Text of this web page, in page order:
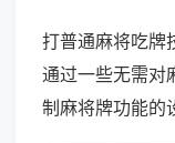
打普通麻将吃牌
通过一些无需对
制麻将牌功能的